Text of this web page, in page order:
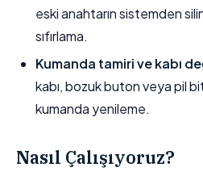
eski anahtarın sistemden
sıfırlama.
Kumanda tamiri ve kabı
kabı, bozuk buton veya pil
kumanda yenileme.
Nasıl Çalışıyoruz?